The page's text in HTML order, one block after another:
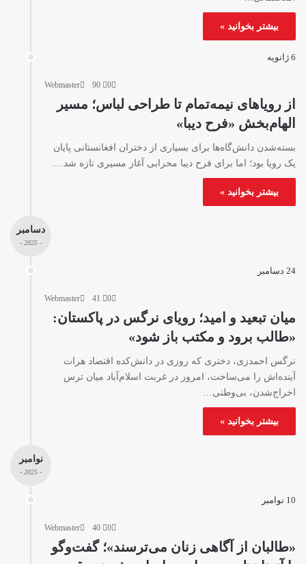
بیشتر بخوانید »
6 ژانویه
Webmaster 0
از رویاهای نیمه‌تمام تا طراحی لباس؛ مسیر
الهام‌بخش «فرح دیبا»
بسته‌شدن دانش‌گاه‌ها برای بسیاری از دختران افغانستانی پایان
یک رویا بود؛ اما برای فرح دیبا محرابی آغاز مسیری تازه شد.…
بیشتر بخوانید »
دسامبر
- 2025 -
24 دسامبر
Webmaster 0
میان تبعید و امید؛ رویای نرگس در پاکستان:
«طالب برود و مکتب باز شود»
نرگس احمدزی، دختری که روزی در دانش‌کده اقتصاد هرات
آینده‌اش را می‌ساخت، امروز در غربت اسلام‌آباد میان ترس
اخراج‌شدن، بی‌وطنی…
بیشتر بخوانید »
نوامبر
- 2025 -
10 نوامبر
Webmaster 0
«طالبان از آگاهی زنان می‌ترسند»؛ گفت‌وگو